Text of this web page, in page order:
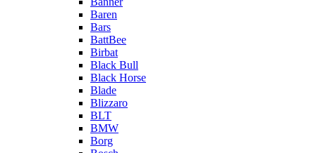
Baren
Bars
BattBee
Birbat
Black Bull
Black Horse
Blade
Blizzaro
BLT
BMW
Borg